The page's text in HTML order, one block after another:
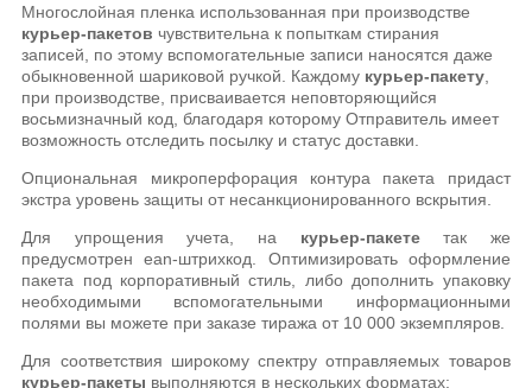
Многослойная пленка использованная при производстве
курьер-пакетов чувствительна к попыткам стирания
записей, по этому вспомогательные записи наносятся даже
обыкновенной шариковой ручкой. Каждому курьер-пакету
при производстве, присваивается неповторяющийся
восьмизначный код, благодаря которому Отправитель имеет
возможность отследить посылку и статус доставки.
Опциональная микроперфорация контура пакета придаст
экстра уровень защиты от несанкционированного вскрытия.
Для упрощения учета, на курьер-пакететак же
предусмотрен ean-штрихкод. Оптимизировать оформление
пакета под корпоративный стиль, либо дополнить упаковку
необходимыми вспомогательными информационными
полями вы можете при заказе тиража от 10 000 экземпляров.
Для соответствия широкому спектру отправляемых товаров
курьер-пакеты выполняются в нескольких форматах: